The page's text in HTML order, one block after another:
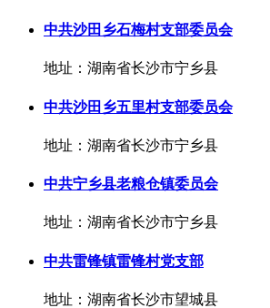
中共沙田乡石梅村支部委员会
地址：湖南省长沙市宁乡县
中共沙田乡五里村支部委员会
地址：湖南省长沙市宁乡县
中共宁乡县老粮仓镇委员会
地址：湖南省长沙市宁乡县
中共雷锋镇雷锋村党支部
地址：湖南省长沙市望城县